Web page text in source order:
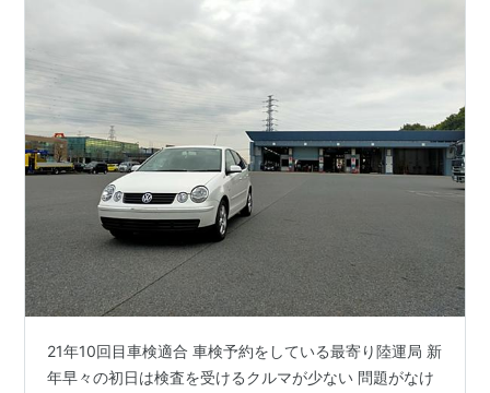
21年10回目車検適合 車検予約をしている最寄り陸運局 新
年早々の初日は検査を受けるクルマが少ない 問題がなけ